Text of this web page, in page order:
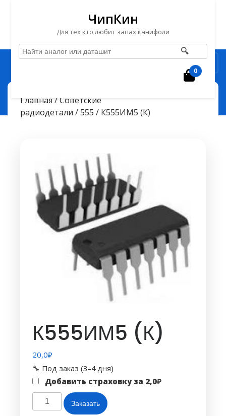
Перейти
содержимому
ЧипКин
Для тех кто любит запах канифоли
🔍
0
ЧипКин> > К555ИМ5 (К)
Главная/ Советские
радиодетали /555 / К555ИМ5 (К)
К555ИМ5 (К)
20,0₽
🔧 Под заказ (3–4 дня)
Добавить страховку за 2,0₽
Количество
товара
Заказать